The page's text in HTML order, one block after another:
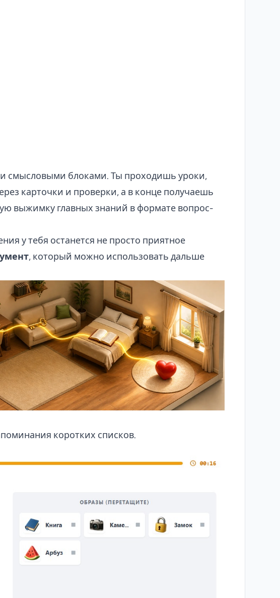
смысловыми блоками. Ты проходишь уроки,
карточки и проверки, а в конце получаешь
выжимку главных знаний в формате вопрос-
у тебя останется не просто приятное
, который можно использовать дальше
коротких списков.